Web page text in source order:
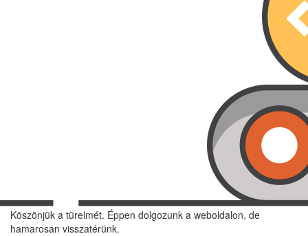
Köszönjük a türelmét. Éppen dolgozunk a weboldalon, de
hamarosan visszatérünk.